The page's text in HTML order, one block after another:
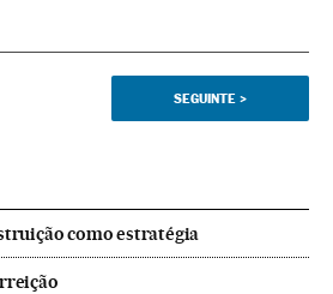
SEGUINTE >
como estratégia